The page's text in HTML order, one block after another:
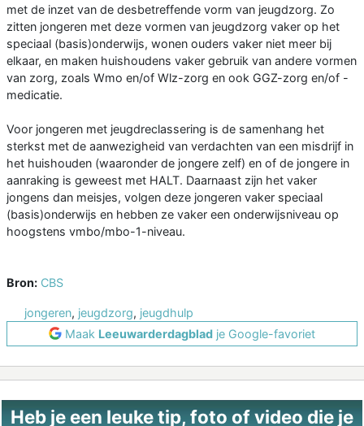
met de inzet van de desbetreffende vorm van jeugdzorg. Zo
zitten jongeren met deze vormen van jeugdzorg vaker op het
speciaal (basis)onderwijs, wonen ouders vaker niet meer bij
elkaar, en maken huishoudens vaker gebruik van andere vormen
van zorg, zoals Wmo en/of Wlz-zorg en ook GGZ-zorg en/of -
medicatie.
Voor jongeren met jeugdreclassering is de samenhang het
sterkst met de aanwezigheid van verdachten van een misdrijf in
het huishouden (waaronder de jongere zelf) en of de jongere in
aanraking is geweest met HALT. Daarnaast zijn het vaker
jongens dan meisjes, volgen deze jongeren vaker speciaal
(basis)onderwijs en hebben ze vaker een onderwijsniveau op
hoogstens vmbo/mbo-1-niveau.
Bron: CBS
jongeren, jeugdzorg, jeugdhulp
Maak Leeuwarderdagblad je Google-favoriet
Heb je een leuke tip, foto of video die je